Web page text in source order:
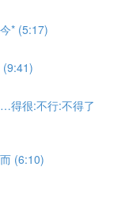
* (5:17)
(9:41)
得很:不行:不得了
(6:10)